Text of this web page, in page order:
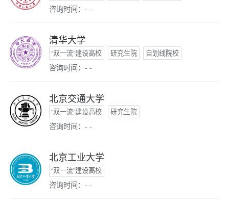
咨询时间：- -
清华大学
“双一流”建设高校 研究生院 自划线院校
咨询时间：- -
北京交通大学
“双一流”建设高校 研究生院
咨询时间：- -
北京工业大学
“双一流”建设高校
咨询时间：- -